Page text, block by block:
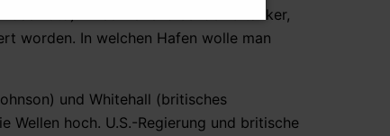
das Foto). Anschließend sei der Öltanker,
worden. In welchen Hafen wolle man
und Whitehall (britisches
Wellen hoch. U.S.-Regierung und britische